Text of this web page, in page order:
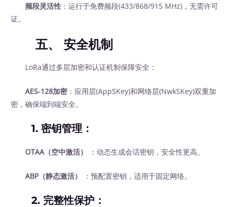
频段灵活性 ：运行于免费频段(433/868/915 MHz)，无需许可
证。
五、安全机制
LoRa通过多层加密和认证机制保障安全：
AES-128加密 ：应用层(AppSKey)和网络层(NwkSKey)双重加
密，确保端到端安全。
1.密钥管理 ：
OTAA（空中激活） ‍ ：动态生成会话密钥，安全性更高。
ABP（静态激活） ‍ ：预配置密钥，适用于固定网络。
2. 完整性保护 ：